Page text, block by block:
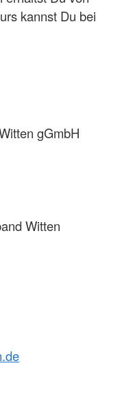
kannst Du bei
gGmbH
Witten